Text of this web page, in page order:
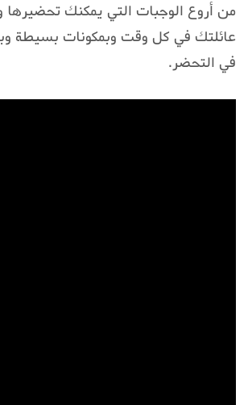
من أروع الوجبات التي يمكنك تحضيرها
عائلتك في كل وقت وبمكونات بسيطة
في التحضر.